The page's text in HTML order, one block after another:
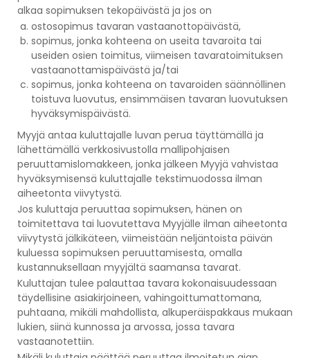
alkaa sopimuksen tekopäivästä ja jos on
ostosopimus tavaran vastaanottopäivästä,
sopimus, jonka kohteena on useita tavaroita tai
useiden osien toimitus, viimeisen tavaratoimituksen
vastaanottamispäivästä ja/tai
sopimus, jonka kohteena on tavaroiden säännöllinen
toistuva luovutus, ensimmäisen tavaran luovutuksen
hyväksymispäivästä.
Myyjä antaa kuluttajalle luvan perua täyttämällä ja
lähettämällä verkkosivustolla mallipohjaisen
peruuttamislomakkeen, jonka jälkeen Myyjä vahvistaa
hyväksymisensä kuluttajalle tekstimuodossa ilman
aiheetonta viivytystä.
Jos kuluttaja peruuttaa sopimuksen, hänen on
toimitettava tai luovutettava Myyjälle ilman aiheetonta
viivytystä jälkikäteen, viimeistään neljäntoista päivän
kuluessa sopimuksen peruuttamisesta, omalla
kustannuksellaan myyjältä saamansa tavarat.
Kuluttajan tulee palauttaa tavara kokonaisuudessaan
täydellisine asiakirjoineen, vahingoittumattomana,
puhtaana, mikäli mahdollista, alkuperäispakkaus mukaan
lukien, siinä kunnossa ja arvossa, jossa tavara
vastaanotettiin.